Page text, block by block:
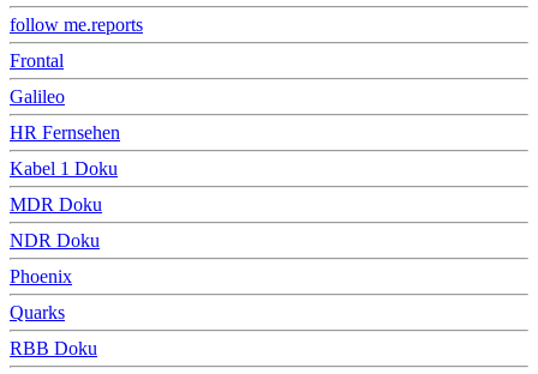
follow me.reports
Frontal
Galileo
HR Fernsehen
Kabel 1 Doku
MDR Doku
NDR Doku
Phoenix
Quarks
RBB Doku